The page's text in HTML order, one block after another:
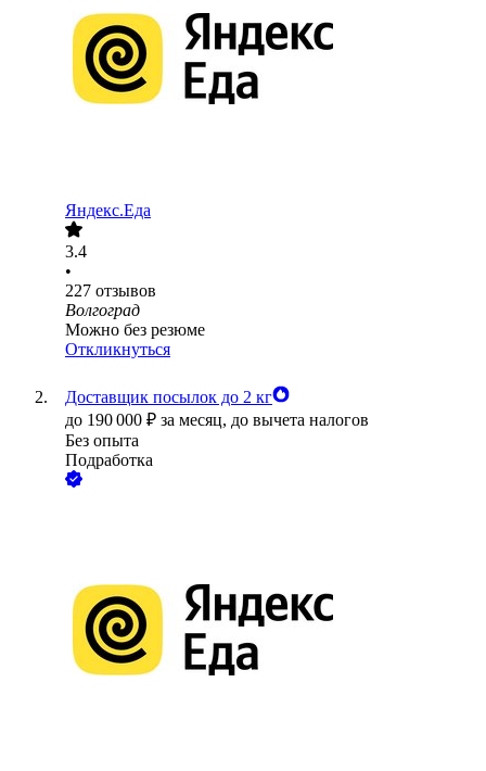
Яндекс.Еда
3.4
•
227 отзывов
Волгоград
Можно без резюме
Откликнуться
Доставщик посылок до 2 кг
до 190 000 ₽ за месяц, до вычета налогов
Без опыта
Подработка